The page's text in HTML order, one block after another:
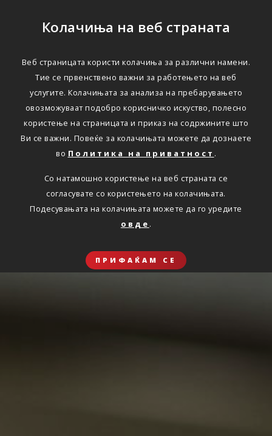
Колачиња на веб страната
Веб страницата користи колачиња за различни намени.
Тие се првенствено важни за работењето на веб
услугите. Колачињата за анализа на пребарувањето
овозможуваат подобро корисничко искуство, полесно
користење на страницата и приказ на содржините што
Ви се важни. Повеќе за колачињата можете да дознаете
во Политика на приватност .
Со натамошно користење на веб страната се
согласувате со користењето на колачињата.
Подесувањата на колачињата можете да го уредите
овде .
ПРИФАЌАМ СЕ